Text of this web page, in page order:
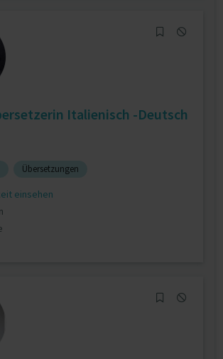
Italienisch -Deutsch
Übersetzungen
einsehen